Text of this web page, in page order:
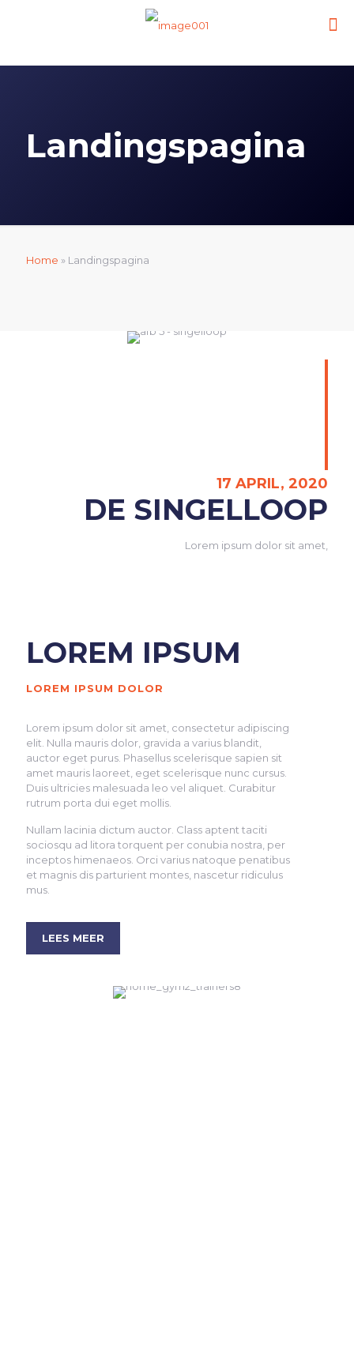
Landingspagina
Home » Landingspagina
17 APRIL, 2020
DE SINGELLOOP
Lorem ipsum dolor sit amet,
LOREM IPSUM
LOREM IPSUM DOLOR
Lorem ipsum dolor sit amet, consectetur adipiscing
elit. Nulla mauris dolor, gravida a varius blandit,
auctor eget purus. Phasellus scelerisque sapien sit
amet mauris laoreet, eget scelerisque nunc cursus.
Duis ultricies malesuada leo vel aliquet. Curabitur
rutrum porta dui eget mollis.
Nullam lacinia dictum auctor. Class aptent taciti
sociosqu ad litora torquent per conubia nostra, per
inceptos himenaeos. Orci varius natoque penatibus
et magnis dis parturient montes, nascetur ridiculus
mus.
LEES MEER